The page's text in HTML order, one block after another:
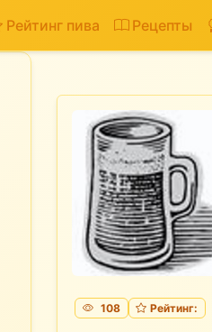
Рейтинг пива Рецепты
108 Рейтинг: